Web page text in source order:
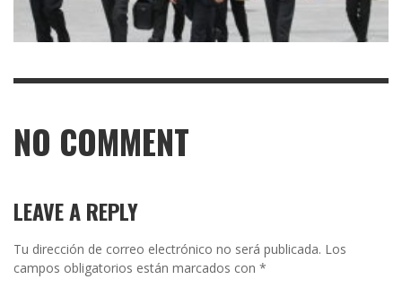
NO COMMENT
LEAVE A REPLY
Tu dirección de correo electrónico no será publicada. Los
campos obligatorios están marcados con *